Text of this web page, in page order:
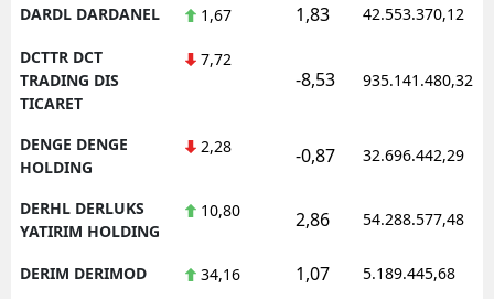
DARDL DARDANEL 1,67 1,83 42.553.370,12
DCTTR DCT
TRADING DIS
TICARET
7,72
-8,53 935.141.480,32
DENGE DENGE
HOLDING
2,28 -0,87 32.696.442,29
DERHL DERLUKS
YATIRIM HOLDING
10,80 2,86 54.288.577,48
DERIM DERIMOD 34,16 1,07 5.189.445,68